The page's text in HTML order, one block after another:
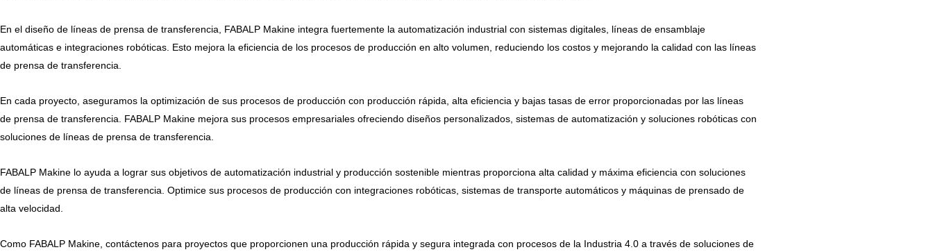
En el diseño de líneas de prensa de transferencia, FABALP Makine integra fuertemente la automatización industrial con sistemas digitales, líneas de ensamblaje
automáticas e integraciones robóticas. Esto mejora la eficiencia de los procesos de producción en alto volumen, reduciendo los costos y mejorando la calidad con las líneas
de prensa de transferencia.
En cada proyecto, aseguramos la optimización de sus procesos de producción con producción rápida, alta eficiencia y bajas tasas de error proporcionadas por las líneas
de prensa de transferencia. FABALP Makine mejora sus procesos empresariales ofreciendo diseños personalizados, sistemas de automatización y soluciones robóticas con
soluciones de líneas de prensa de transferencia.
FABALP Makine lo ayuda a lograr sus objetivos de automatización industrial y producción sostenible mientras proporciona alta calidad y máxima eficiencia con soluciones
de líneas de prensa de transferencia. Optimice sus procesos de producción con integraciones robóticas, sistemas de transporte automáticos y máquinas de prensado de
alta velocidad.
Como FABALP Makine, contáctenos para proyectos que proporcionen una producción rápida y segura integrada con procesos de la Industria 4.0 a través de soluciones de